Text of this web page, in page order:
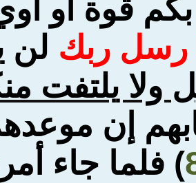
قوة أو
رسل ربك لن
ولا يلتفت
إن
) فلما جاء